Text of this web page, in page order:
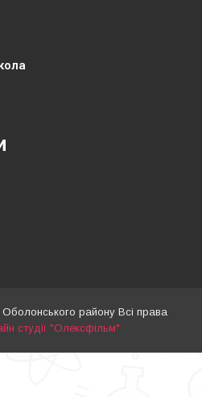
району Всі права
студії "Олексфільм"